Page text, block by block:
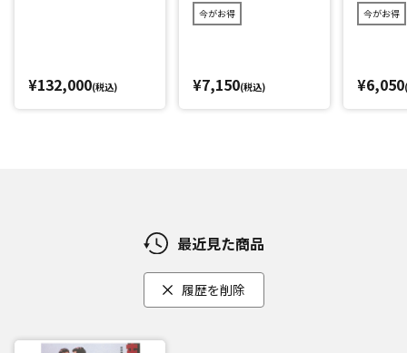
¥132,000(税込)
今がお得
¥7,150(税込)
今がお得
¥6,050
最近見た商品
履歴を削除